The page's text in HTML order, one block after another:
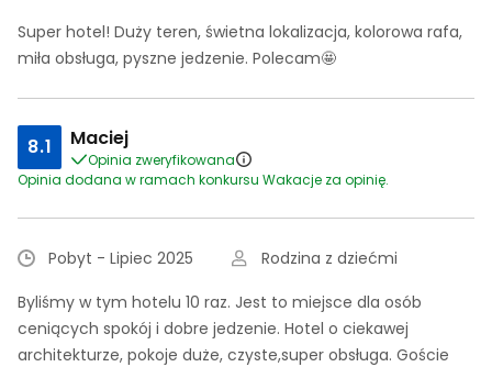
Super hotel! Duży teren, świetna lokalizacja, kolorowa rafa,
miła obsługa, pyszne jedzenie. Polecam🤩
8.1 Maciej
Opinia zweryfikowana
Opinia dodana w ramach konkursu Wakacje za opinię.
Pobyt - Lipiec 2025
Rodzina z dziećmi
Byliśmy w tym hotelu 10 raz. Jest to miejsce dla osób
ceniących spokój i dobre jedzenie. Hotel o ciekawej
architekturze, pokoje duże, czyste,super obsługa. Goście